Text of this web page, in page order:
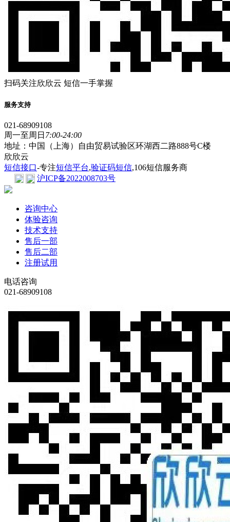
扫码关注欣欣云 短信一手掌握
服务支持
021-68909108
周一至周日 7:00-24:00
地址：中国（上海）自由贸易试验区环湖西二路888号C楼
欣欣云
短信接口-专注短信平台,验证码短信,106短信服务商
沪ICP备2022008703号
咨询中心
体验咨询
技术支持
售后一部
售后二部
注册试用
电话咨询
021-68909108